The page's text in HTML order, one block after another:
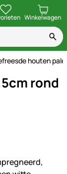
Winkelwagen
houten
rond